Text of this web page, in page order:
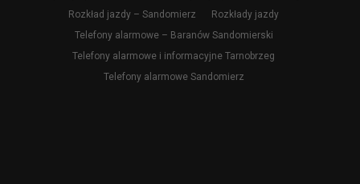
Rozkład jazdy – Sandomierz
Rozkłady jazdy
Telefony alarmowe – Baranów Sandomierski
Telefony alarmowe i informacyjne Tarnobrzeg
Telefony alarmowe Sandomierz